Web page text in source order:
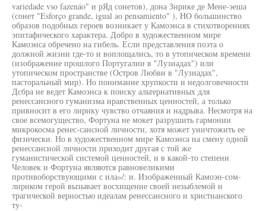
variedade vso fazenáo" и рЯд сонетов), дона Знрике де Мене-эеша
(сонет "Esforço grande, igual ао pensamiento" ), HO большинство
образов подобных героев возникает у Камоэнса в стихотворениях
эпитафического характера. Добро в художественном мире
Камоэнса обречено на гибель. Если представления поэта о
должной жизни где-то и воплощались, то в утопическом времени
(изображение прошлого Португалии в "Лузиадах") или
утопическом пространстве (Остров Любви в "Лузиадах",
пасторальный мир). Но понимание хрупкости и недолговечности
Дсбра не ведет Камоэнса к поиску альтернативных для
ренессансного гуманизма нравственных ценностей, а только
привносит в его лирику чувство отчаяния и надрыва. Несмотря на
свое всемогущество, Фортуна не мокет разрушить гармонии
микрокосма ренес-сансной личности, хотя может уничтожить ее
физически. Но в художественном мире Камоэнса на смену одной
ренессансной личности приходит другая с той же
гуманистической системой ценностей, и в какой-то степени
Человек и Фортуна являются равновеликими
противоборствующими с ила»/: и. Изображенный Камоэн-сом-
лириком герой вызывает восхищение своей незыблемой и
трагической верностью идеалам ренессансного и христианского
ту-